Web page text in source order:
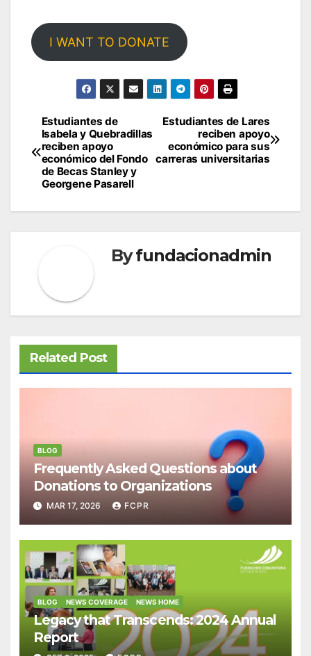
I WANT TO DONATE
Post
navigation
Estudiantes de Lares
reciben apoyo
económico para sus
carreras universitarias
Estudiantes de
Isabela y Quebradillas
reciben apoyo
económico del Fondo
de Becas Stanley y
Georgene Pasarell
Byfundacionadmin
Related Post
BLOG
Frequently Asked Questions about
Donations to Organizations
MAR 17, 2026 FCPR
BLOG NEWS COVERAGE NEWS HOME
Legacy that Transcends: 2024 Annual
Report